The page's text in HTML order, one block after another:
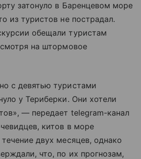
затонуло в Баренцевом море
из туристов не пострадал.
обещали туристам
на штормовое
с девятью туристами
у Териберки. Они хотели
— передает telegram-канал
китов в море
двух месяцев, однако
что, по их прогнозам,